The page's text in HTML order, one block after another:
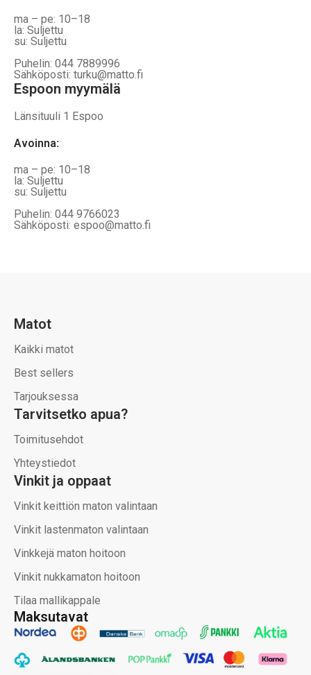
ma – pe: 10–18
la: Suljettu
su: Suljettu
Puhelin: 044 7889996
Sähköposti: turku@matto.fi
Espoon myymälä
Länsituuli 1 Espoo
Avoinna:
ma – pe: 10–18
la: Suljettu
su: Suljettu
Puhelin: 044 9766023
Sähköposti: espoo@matto.fi
Maksutavat
Matot
Kaikki matot
Best sellers
Tarjouksessa
Tarvitsetko apua?
Toimitusehdot
Yhteystiedot
Vinkit ja oppaat
Vinkit keittiön maton valintaan
Vinkit lastenmaton valintaan
Vinkkejä maton hoitoon
Vinkit nukkamaton hoitoon
Tilaa mallikappale